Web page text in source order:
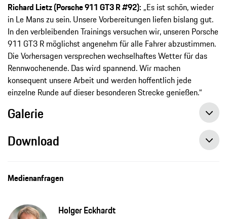
Richard Lietz (Porsche 911 GT3 R #92): „Es ist schön, wieder
in Le Mans zu sein. Unsere Vorbereitungen liefen bislang gut.
In den verbleibenden Trainings versuchen wir, unseren Porsche
911 GT3 R möglichst angenehm für alle Fahrer abzustimmen.
Die Vorhersagen versprechen wechselhaftes Wetter für das
Rennwochenende. Das wird spannend. Wir machen
konsequent unsere Arbeit und werden hoffentlich jede
einzelne Runde auf dieser besonderen Strecke genießen.“
Galerie
Download
Medienanfragen
Holger Eckhardt